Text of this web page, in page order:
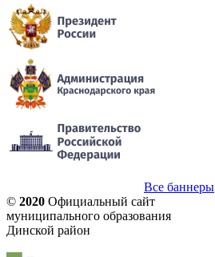
Все баннеры
© 2020 Официальный сайт
муниципального образования
Динской район